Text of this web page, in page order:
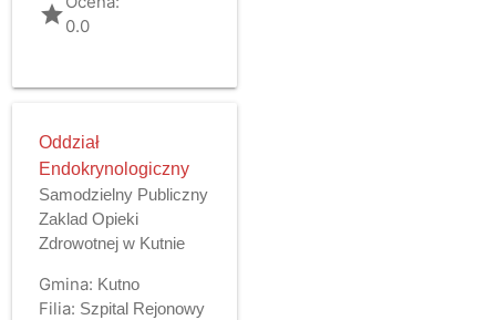
grade0.0
Oddział
Endokrynologiczny
Samodzielny Publiczny
Zaklad Opieki
Zdrowotnej w Kutnie
Gmina: Kutno
Filia: Szpital Rejonowy